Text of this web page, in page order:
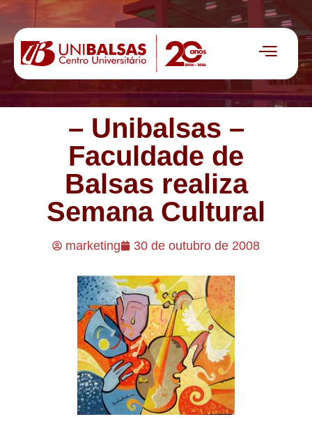
– Unibalsas –
Faculdade de
Balsas realiza
Semana Cultural
marketing 30 de outubro de 2008